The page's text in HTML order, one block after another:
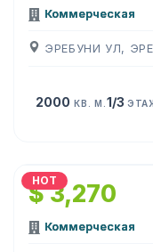
Коммерческая
ЭРЕБУНИ УЛ,
2000 КВ. М. 1/3
HOT
$ 3,270
Коммерческая